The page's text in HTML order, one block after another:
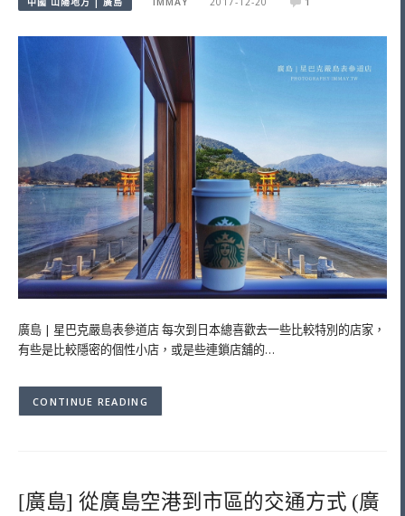
廣島 | 星巴克嚴島表參道店 每次到日本總喜歡去一些比較特別的店家，
有些是比較隱密的個性小店，或是些連鎖店舖的…
CONTINUE READING
[廣島] 從廣島空港到市區的交通方式 (廣